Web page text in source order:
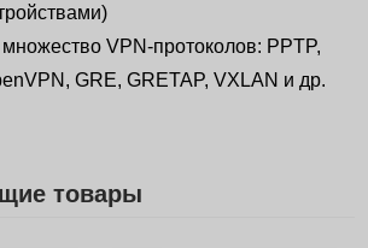
VPN-протоколов: PPTP,
GRE, GRETAP, VXLAN и др.
товары